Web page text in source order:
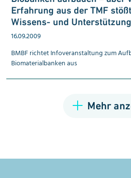
Erfahrung aus der TMF
Wissens- und
16.09.2009
BMBF richtet Info­veranstaltung zum
Biomaterial­banken aus
Mehr